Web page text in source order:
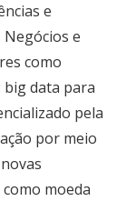
e
e
como
data para
pela
por meio
moeda